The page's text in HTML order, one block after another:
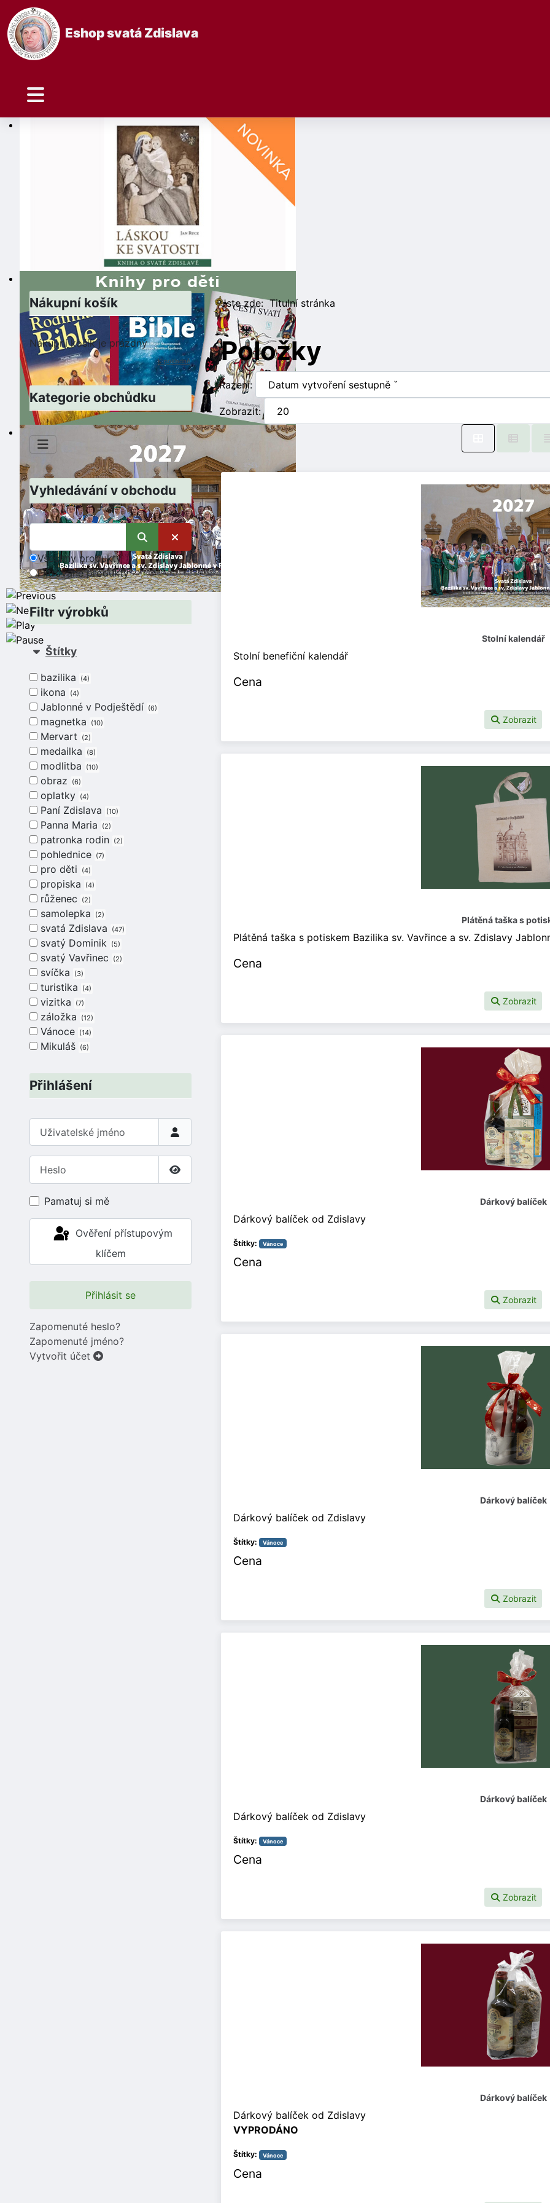
Eshop svatá Zdislava
Nákupní košík
Nákupní košík je prázdný
K pokladně
Kategorie obchůdku
Vyhledávání v obchodu
Všechny produkty
Filtrované produkty
Filtr výrobků
Štítky
bazilika 4
ikona 4
Jablonné v Podještědí 6
magnetka 10
Mervart 2
medailka 8
modlitba 10
obraz 6
oplatky 4
Paní Zdislava 10
Panna Maria 2
patronka rodin 2
pohlednice 7
pro děti 4
propiska 4
růženec 2
samolepka 2
svatá Zdislava 47
svatý Dominik 5
svatý Vavřinec 2
svíčka 3
turistika 4
vizitka 7
záložka 12
Vánoce 14
Mikuláš 6
Přihlášení
Uživatelské jméno
Zobrazit heslo
Pamatuj si mě
klíčem
Přihlásit se
Zapomenuté heslo?
Zapomenuté jméno?
Vytvořit účet
Jste zde:Titulní stránka
Položky
Řazení:
Zobrazit:
Stolní kalendář
Stolní benefiční kalendář
Cena
Zobrazit
Plátěná taška s
Plátěná taška s potiskem Bazilika sv. Vavřince a sv. Zdislavy
Cena
Zobrazit
Dárkový balíček
Dárkový balíček od Zdislavy
Štítky: Vánoce
Cena
Zobrazit
Dárkový balíček
Dárkový balíček od Zdislavy
Štítky: Vánoce
Cena
Zobrazit
Dárkový balíček
Dárkový balíček od Zdislavy
Štítky: Vánoce
Cena
Zobrazit
Dárkový balíček
Dárkový balíček od Zdislavy
VYPRODÁNO
Štítky: Vánoce
Cena